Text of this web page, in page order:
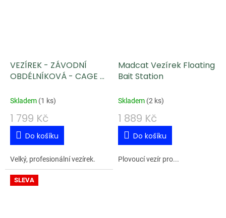
VEZÍREK - ZÁVODNÍ
OBDÉLNÍKOVÁ - CAGE -
Skladem (1 ks)
1 799 Kč
Do košíku
Velký, profesionální vezírek.
Madcat Vezírek Floating
Bait Station
Skladem (2 ks)
1 889 Kč
Do košíku
Plovoucí vezír pro...
SLEVA